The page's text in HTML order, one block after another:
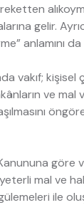
gelir.
anlamını da
vakıf; kişisel
ve mal
göre
mal ve
ile